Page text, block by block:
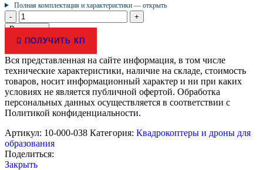
Полная комплектация и характеристики — открыть
Количество
товара
Комплект
конструктор
программируемый
квадрокоптер
DH:ALFA
MINI
В корзину
ПОЛУЧИТЬ КП
Вся представленная на сайте информация, в том числе
технические характеристики, наличие на складе, стоимость
товаров, носит информационный характер и ни при каких
условиях не является публичной офертой. Обработка
персональных данных осуществляется в соответствии с
Политикой конфиденциальности.
Артикул: 10-000-038 Категория: Квадрокоптеры и дроны для
образования
Поделиться:
Закрыть